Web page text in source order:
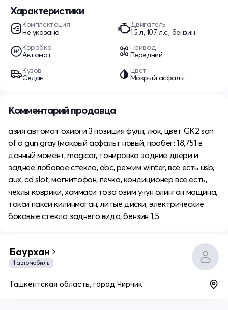
Характеристики
Комплектация
Не указано
Двигатель
1.5 л, 107 л.с., бензин
Коробка
Автомат
Привод
Передний
Кузов
Седан
Цвет
Мокрый асфальт
Комментарий продавца
азия автомат охирги 3 позиция фулл, люк, цвет GK2 son
of a gun gray (мокрый асфальт новый, пробег: 18,751 в
данный момент, magicar, тонировка задние двери и
заднее лобовое стекло, abc, режим winter, все есть usb,
aux, cd slot, магнитофон, печка, кондиционер все есть,
чехлы коврики, хаммаси тоза озим учун олинган мощина,
такси пакси килинмаган, литые диски, электрические
боковые стекла заднего вида, бензин 1,5
Баурхан
1 автомобиль
Ташкентская область, город Чирчик